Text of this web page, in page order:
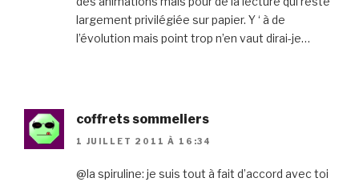
largement privilégiée sur papier. Y ‘ à de
l’évolution mais point trop n’en vaut dirai-je…
coffrets sommeliers
1 JUILLET 2011 À 16:34
@la spiruline: je suis tout à fait d’accord avec toi